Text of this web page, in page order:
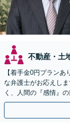
不動産・土
【着手金0円プラン
な弁護士がお応えし
く、人間の『感情』
大切にしています【